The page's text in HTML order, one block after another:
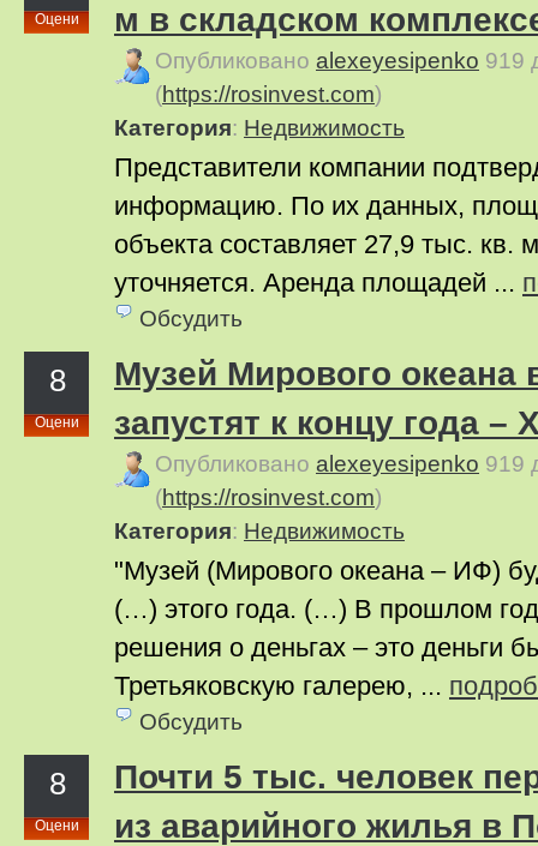
Оцени
м в складском
Опубликовано alexeyesipenko 919
(https://rosinvest.com)
Категория: Недвижимость
Представители компании
информацию. По их данных,
объекта составляет 27,9 тыс. кв.
уточняется. Аренда площадей ...
Обсудить
8
Оцени
Музей Мирового океана
запустят к концу года –
Опубликовано alexeyesipenko 919
(https://rosinvest.com)
Категория: Недвижимость
"Музей (Мирового океана – ИФ)
(…) этого года. (…) В прошлом
решения о деньгах – это деньги
Третьяковскую галерею, ...
Обсудить
8
Оцени
Почти 5 тыс. человек
из аварийного жилья в